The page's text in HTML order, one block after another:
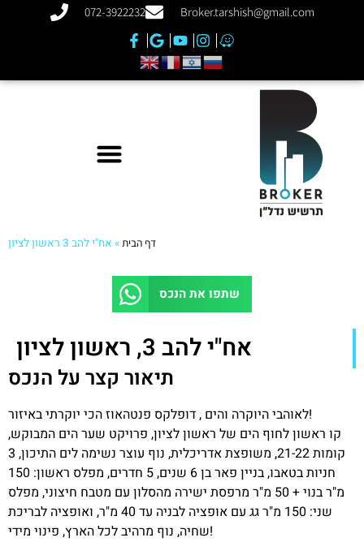
072-3922232 Broker.tarshish@gmail.com
דף הבית»
אח"י להב 3, ראשון לציון
שתפו את הנכס
תיאור קצר על הנכס
לאוהבי היוקרה והים , דופלקס פנטהאוז הכי יוקרתי באיזור!
קו ראשון לחוף הים של ראשון לציון, פרויקט שער הים המבוקש,
קומות 21-22, משופצת אדריכלית, נוף עוצר נשימה לים התיכון, 3
חניות בטאבו, בניין פאר בן 6 שנים, 5 חדרים, מפלס ראשון: 150
מ"ר בנוי + 50 מ"ר מרפסת ישירה מהסלון עם מטבח חיצוני, מפלס
שני: 150 מ"ר גג עם אופציה לבניה עד 40 מ"ר, ואופציה לבריכת
שחיה, נוף מרהיב לכל הארץ, פינוי מידי!